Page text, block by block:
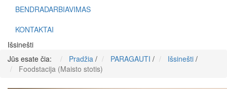
BENDRADARBIAVIMAS
KONTAKTAI
Išsinešti
Jūs esate čia:
Pradžia / PARAGAUTI / Išsinešti /
Foodstacija (Maisto stotis)